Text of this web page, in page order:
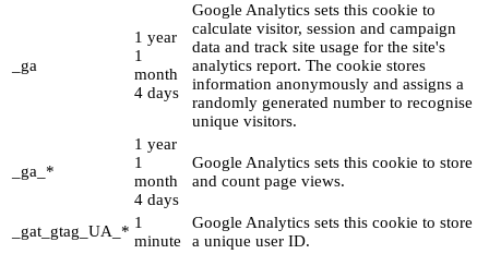
_ga
1 year
1
month
4 days
Google Analytics sets this cookie to
calculate visitor, session and campaign
data and track site usage for the site's
analytics report. The cookie stores
information anonymously and assigns a
randomly generated number to recognise
unique visitors.
_ga_*
1 year
1
month
4 days
Google Analytics sets this cookie to store
and count page views.
_gat_gtag_UA_* 1
minute
Google Analytics sets this cookie to store
a unique user ID.